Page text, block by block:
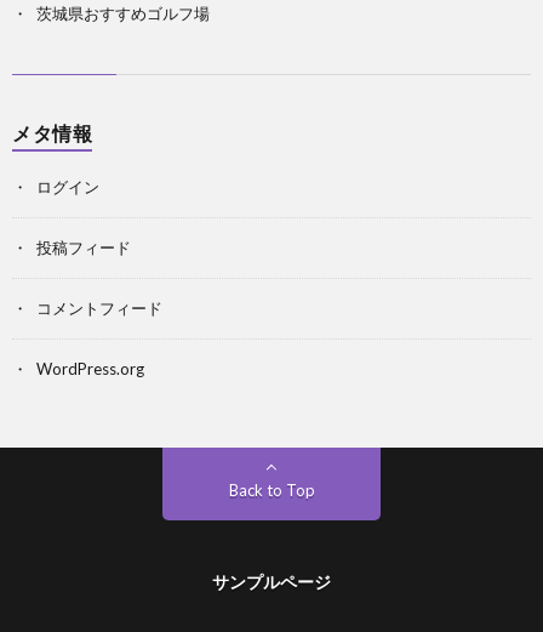
茨城県おすすめゴルフ場
メタ情報
ログイン
投稿フィード
コメントフィード
WordPress.org
Back to Top
サンプルページ